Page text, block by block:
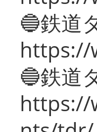
🔵鉄道
https://
🔵鉄道
https://